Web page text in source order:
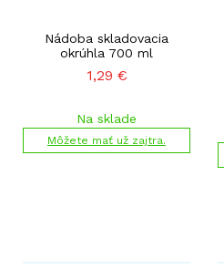
Nádoba skladovacia
okrúhla 700 ml
1,29 €
Na sklade
Môžete mať už zajtra.